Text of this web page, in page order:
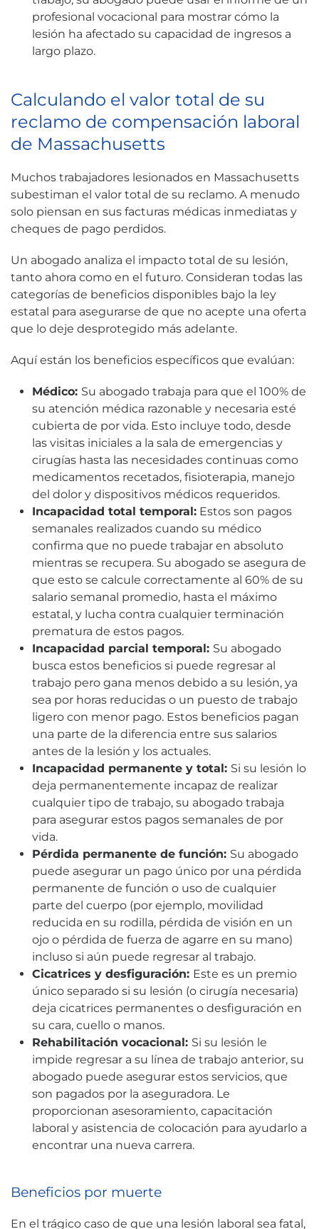
profesional vocacional para mostrar cómo la
lesión ha afectado su capacidad de ingresos a
largo plazo.
Calculando el valor total de su
reclamo de compensación laboral
de Massachusetts
Muchos trabajadores lesionados en Massachusetts
subestiman el valor total de su reclamo. A menudo
solo piensan en sus facturas médicas inmediatas y
cheques de pago perdidos.
Un abogado analiza el impacto total de su lesión,
tanto ahora como en el futuro. Consideran todas las
categorías de beneficios disponibles bajo la ley
estatal para asegurarse de que no acepte una oferta
que lo deje desprotegido más adelante.
Aquí están los beneficios específicos que evalúan:
Médico: Su abogado trabaja para que el 100% de
su atención médica razonable y necesaria esté
cubierta de por vida. Esto incluye todo, desde
las visitas iniciales a la sala de emergencias y
cirugías hasta las necesidades continuas como
medicamentos recetados, fisioterapia, manejo
del dolor y dispositivos médicos requeridos.
Incapacidad total temporal: Estos son pagos
semanales realizados cuando su médico
confirma que no puede trabajar en absoluto
mientras se recupera. Su abogado se asegura de
que esto se calcule correctamente al 60% de su
salario semanal promedio, hasta el máximo
estatal, y lucha contra cualquier terminación
prematura de estos pagos.
Incapacidad parcial temporal: Su abogado
busca estos beneficios si puede regresar al
trabajo pero gana menos debido a su lesión, ya
sea por horas reducidas o un puesto de trabajo
ligero con menor pago. Estos beneficios pagan
una parte de la diferencia entre sus salarios
antes de la lesión y los actuales.
Incapacidad permanente y total: Si su lesión lo
deja permanentemente incapaz de realizar
cualquier tipo de trabajo, su abogado trabaja
para asegurar estos pagos semanales de por
vida.
Pérdida permanente de función: Su abogado
puede asegurar un pago único por una pérdida
permanente de función o uso de cualquier
parte del cuerpo (por ejemplo, movilidad
reducida en su rodilla, pérdida de visión en un
ojo o pérdida de fuerza de agarre en su mano)
incluso si aún puede regresar al trabajo.
Cicatrices y desfiguración: Este es un premio
único separado si su lesión (o cirugía necesaria)
deja cicatrices permanentes o desfiguración en
su cara, cuello o manos.
Rehabilitación vocacional: Si su lesión le
impide regresar a su línea de trabajo anterior, su
abogado puede asegurar estos servicios, que
son pagados por la aseguradora. Le
proporcionan asesoramiento, capacitación
laboral y asistencia de colocación para ayudarlo a
encontrar una nueva carrera.
Beneficios por muerte
En el trágico caso de que una lesión laboral sea fatal,